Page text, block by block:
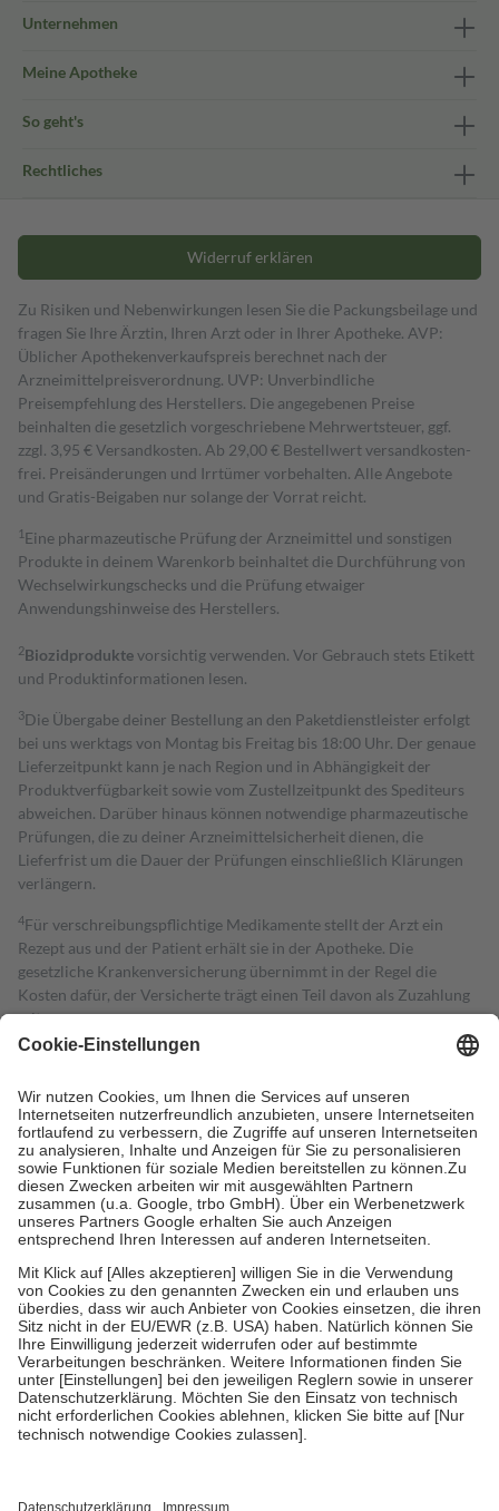
Unternehmen
Meine Apotheke
So geht's
Rechtliches
Widerruf erklären
Zu Risiken und Nebenwirkungen lesen Sie die Packungsbeilage und
fragen Sie Ihre Ärztin, Ihren Arzt oder in Ihrer Apotheke. AVP:
Üblicher Apothekenverkaufspreis berechnet nach der
Arzneimittelpreisverordnung. UVP: Unverbindliche
Preisempfehlung des Herstellers. Die angegebenen Preise
beinhalten die gesetzlich vorgeschriebene Mehrwertsteuer, ggf.
zzgl. 3,95 € Versandkosten. Ab 29,00 € Bestell­wert versand­kosten­
frei. Preisänderungen und Irrtümer vorbehalten. Alle Angebote
und Gratis-Beigaben nur solange der Vorrat reicht.
1 Eine pharmazeutische Prüfung der Arzneimittel und sonstigen
Produkte in deinem Warenkorb beinhaltet die Durchführung von
Wechselwirkungschecks und die Prüfung etwaiger
Anwendungshinweise des Herstellers.
2Biozidproduktevorsichtig verwenden. Vor Gebrauch stets Etikett
und Produktinformationen lesen.
3Die Übergabe deiner Bestellung an den Paketdienstleister erfolgt
bei uns werktags von Montag bis Freitag bis 18:00 Uhr. Der genaue
Lieferzeitpunkt kann je nach Region und in Abhängigkeit der
Produktverfügbarkeit sowie vom Zustellzeitpunkt des Spediteurs
abweichen. Darüber hinaus können notwendige pharmazeutische
Prüfungen, die zu deiner Arzneimittelsicherheit dienen, die
Lieferfrist um die Dauer der Prüfungen einschließlich Klärungen
verlängern.
4Für verschreibungspflichtige Medikamente stellt der Arzt ein
Rezept aus und der Patient erhält sie in der Apotheke. Die
gesetzliche Krankenversicherung übernimmt in der Regel die
Kosten dafür, der Versicherte trägt einen Teil davon als Zuzahlung
mit.
Grundsätzlich leisten Mitglieder Zuzahlungen in Höhe von zehn
höchstens zehn Euro.
Es sind jedoch nie mehr als die tatsächlichen
Kosten der Leistung zu entrichten.
Diese Regeln gelten grundsätzlich auch für Online-Apotheken.
Bei Heilmitteln und häuslicher Krankenpflege beträgt die
Zuzahlung zehn Prozent der Kosten sowie zehn Euro je
Verordnung.
Um das Engagement der Versicherten für ihre eigene Gesundheit zu
stärken und die besondere Stellung der Familie zu unterstützen,
fallenkeine Zuzahlungenan bei:
• Kindern und Jugendlichen bis zum vollendeten 18. Lebensjahr
mit Ausnahme der Fahrkosten
• Untersuchungen zur Vorsorge und Früherkennung, die von der
GKV getragen werden
• empfohlenen Schutzimpfungen
• Harn- und Blutteststreifen
getroffen, um sicherzustellen, dass es sich um echte Bewertungen